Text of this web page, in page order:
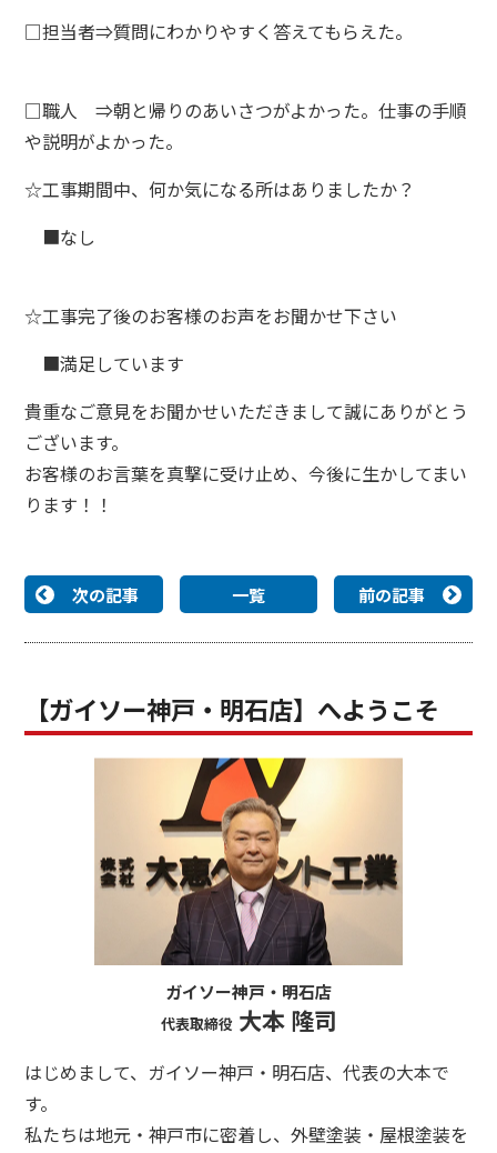
□担当者⇒質問にわかりやすく答えてもらえた。
□職人⇒朝と帰りのあいさつがよかった。仕事の手順
や説明がよかった。
☆工事期間中、何か気になる所はありましたか？
■なし
☆工事完了後のお客様のお声をお聞かせ下さい
■満足しています
貴重なご意見をお聞かせいただきまして誠にありがとう
ございます。
お客様のお言葉を真撃に受け止め、今後に生かしてまい
ります！！
次の記事 一覧 前の記事
【ガイソー神戸・明石店】へようこそ
ガイソー神戸・明石店
代表取締役大本 隆司
はじめまして、ガイソー神戸・明石店、代表の大本で
す。
私たちは地元・神戸市に密着し、外壁塗装・屋根塗装を